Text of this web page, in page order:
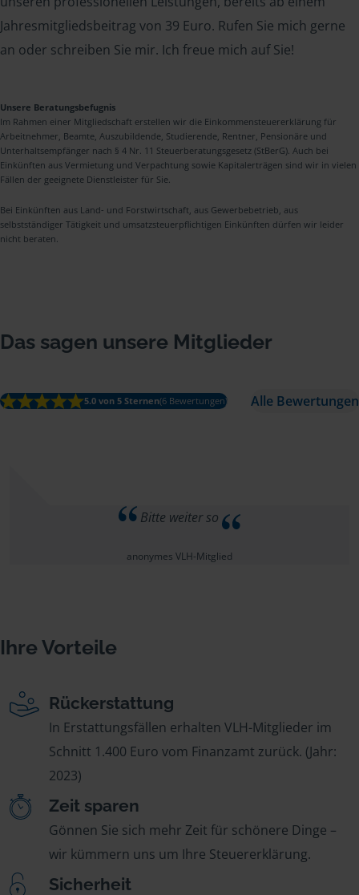
Jahresmitgliedsbeitrag von 39 Euro. Rufen Sie mich gerne
an oder schreiben Sie mir. Ich freue mich auf Sie!
Unsere Beratungsbefugnis
Im Rahmen einer Mitgliedschaft erstellen wir die Einkommensteuererklärung für
Arbeitnehmer, Beamte, Auszubildende, Studierende, Rentner, Pensionäre und
Unterhaltsempfänger nach § 4 Nr. 11 Steuerberatungsgesetz (StBerG). Auch bei
Einkünften aus Vermietung und Verpachtung sowie Kapitalerträgen sind wir in vielen
Fällen der geeignete Dienstleister für Sie.
Bei Einkünften aus Land- und Forstwirtschaft, aus Gewerbebetrieb, aus
selbstständiger Tätigkeit und umsatzsteuerpflichtigen Einkünften dürfen wir leider
nicht beraten.
Das sagen unsere Mitglieder
5.0 von 5 Sternen(6 Bewertungen) Alle Bewertungen
Bitte weiter so
anonymes VLH-Mitglied
Ihre Vorteile
Rückerstattung
In Erstattungsfällen erhalten VLH-Mitglieder im
Schnitt 1.400 Euro vom Finanzamt zurück. (Jahr:
2023)
Zeit sparen
Gönnen Sie sich mehr Zeit für schönere Dinge –
wir kümmern uns um Ihre Steuererklärung.
Sicherheit